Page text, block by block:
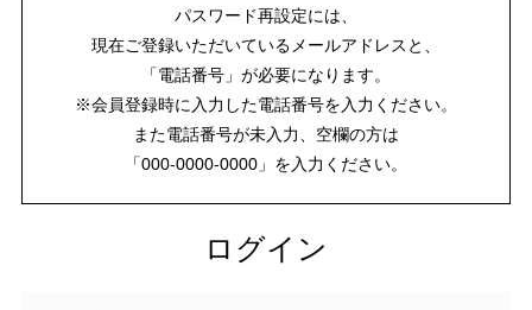
パスワード再設定には、
現在ご登録いただいているメールアドレスと、
「電話番号」が必要になります。
※会員登録時に入力した電話番号を入力ください。
また電話番号が未入力、空欄の方は
「000-0000-0000」を入力ください。
ログイン